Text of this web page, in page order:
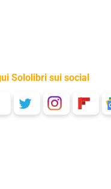
Sololibri sui social